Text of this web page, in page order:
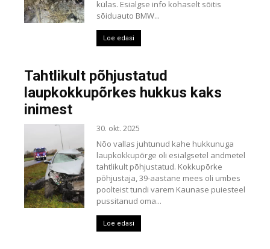
külas. Esialgse info kohaselt sõitis
sõiduauto BMW...
Loe edasi
Tahtlikult põhjustatud
laupkokkupõrkes hukkus kaks
inimest
30. okt. 2025
Nõo vallas juhtunud kahe hukkunuga
laupkokkupõrge oli esialgsetel andmetel
tahtlikult põhjustatud. Kokkupõrke
põhjustaja, 39-aastane mees oli umbes
poolteist tundi varem Kaunase puiesteel
pussitanud oma...
Loe edasi